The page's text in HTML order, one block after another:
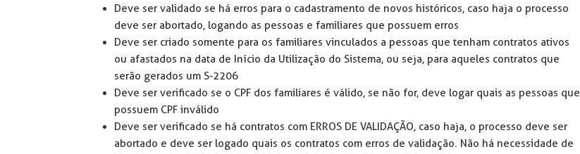
Deve ser validado se há erros para o cadastramento de novos históricos, caso haja o processo
deve ser abortado, logando as pessoas e familiares que possuem erros
Deve ser criado somente para os familiares vinculados a pessoas que tenham contratos ativos
ou afastados na data de Início da Utilização do Sistema, ou seja, para aqueles contratos que
serão gerados um S-2206
Deve ser verificado se o CPF dos familiares é válido, se não for, deve logar quais as pessoas que
possuem CPF inválido
Deve ser verificado se há contratos com ERROS DE VALIDAÇÃO, caso haja, o processo deve ser
abortado e deve ser logado quais os contratos com erros de validação. Não há necessidade de